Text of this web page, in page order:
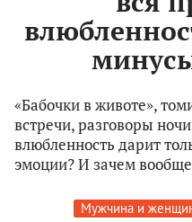
«Бабочки в животе»,
встречи, разговоры
влюбленность дарит
эмоции? И зачем
Мужчина и